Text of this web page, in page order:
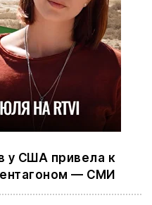
у США привела к
— СМИ